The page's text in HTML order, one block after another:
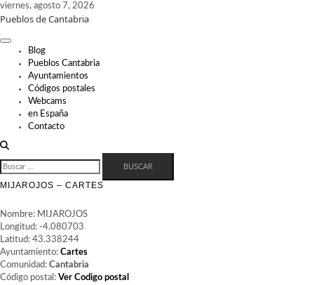
Skip
to
viernes, agosto 7, 2026
Pueblos de Cantabria
Blog
Pueblos Cantabria
Ayuntamientos
Códigos postales
Webcams
en España
Contacto
BUSCAR:
MIJAROJOS – CARTES
Nombre: MIJAROJOS
Longitud: -4.080703
Latitud: 43.338244
Ayuntamiento: Cartes
Comunidad: Cantabria
Código postal: Ver Codigo postal